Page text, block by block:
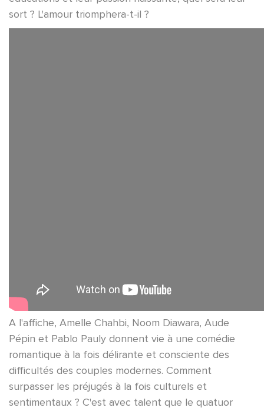
sort ? L'amour triomphera-t-il ?
A l'affiche, Amelle Chahbi, Noom Diawara, Aude
Pépin et Pablo Pauly donnent vie à une comédie
romantique à la fois délirante et consciente des
difficultés des couples modernes. Comment
surpasser les préjugés à la fois culturels et
sentimentaux ? C'est avec talent que le quatuor